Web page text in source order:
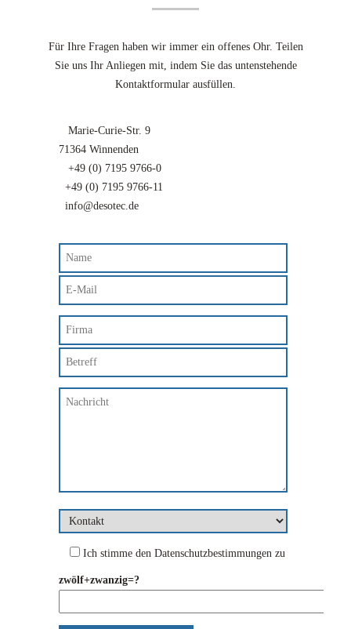
Für Ihre Fragen haben wir immer ein offenes Ohr. Teilen
Sie uns Ihr Anliegen mit, indem Sie das untenstehende
Kontaktformular ausfüllen.
Marie-Curie-Str. 9
71364 Winnenden
+49 (0) 7195 9766-0
+49 (0) 7195 9766-11
info@desotec.de
Ich stimme den Datenschutzbestimmungen zu
zwölf+zwanzig=?